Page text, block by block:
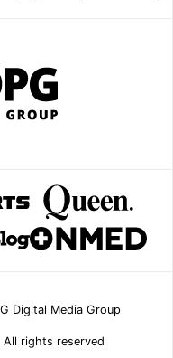
Digital Media Group
rights reserved